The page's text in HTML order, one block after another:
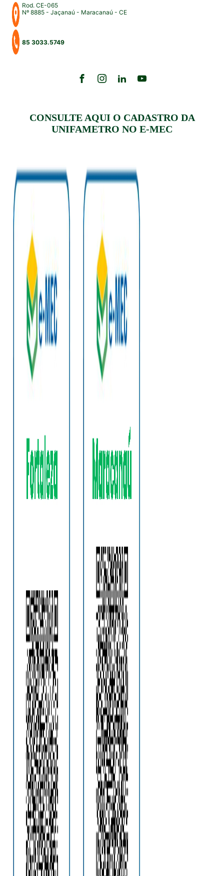
Rod. CE-065
Nº 8885 - Jaçanaú - Maracanaú - CE
85 3033.5749
CONSULTE AQUI O CADASTRO DA
UNIFAMETRO NO E-MEC